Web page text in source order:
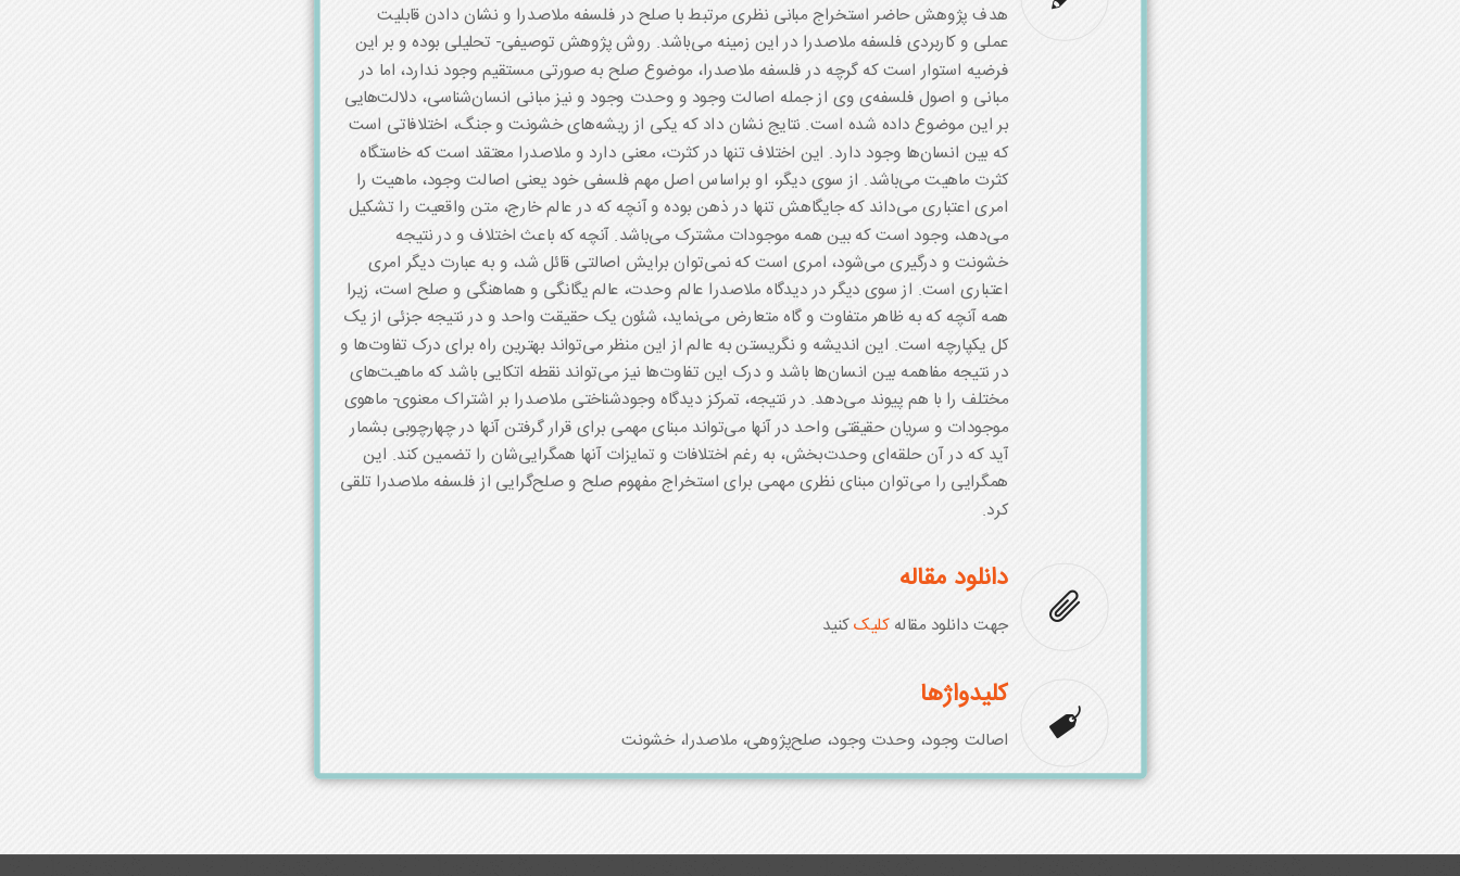
هدف پژوهش حاضر استخراج مبانی نظری مرتبط با صلح در فلسفه ملاصدرا و نشان دادن قابلیت
عملی و کاربردی فلسفه ملاصدرا در این زمینه می‌باشد. روش پژوهش توصیفی- تحلیلی بوده و بر این
فرضیه استوار است که گرچه در فلسفه ملاصدرا، موضوع صلح به صورتی مستقیم وجود ندارد، اما در
مبانی و اصول فلسفه‌ی وی از جمله اصالت وجود و وحدت وجود و نیز مبانی انسان‌شناسی، دلالت‌هایی
بر این موضوع داده شده است. نتایج نشان داد که یکی از ریشه‌های خشونت و جنگ، اختلافاتی است
که بین انسان‌ها وجود دارد. این اختلاف تنها در کثرت، معنی دارد و ملاصدرا معتقد است که خاستگاه
کثرت ماهیت می‌باشد. از سوی دیگر، او براساس اصل مهم فلسفی خود یعنی اصالت وجود، ماهیت را
امری اعتباری می‌داند که جایگاهش تنها در ذهن بوده و آنچه که در عالم خارج، متن واقعیت را تشکیل
می‌دهد، وجود است که بین همه موجودات مشترک می‌باشد. آنچه که باعث اختلاف و در نتیجه
خشونت و درگیری می‌شود، امری است که نمی‌توان برایش اصالتی قائل شد، و به عبارت دیگر امری
اعتباری است. از سوی دیگر در دیدگاه ملاصدرا عالم وحدت، عالم یگانگی و هماهنگی و صلح است، زیرا
همه آنچه که به ظاهر متفاوت و گاه متعارض می‌نماید، شئون یک حقیقت واحد و در نتیجه جزئی از یک
کل یکپارچه است. این اندیشه و نگریستن به عالم از این منظر می‌تواند بهترین راه برای درک تفاوت‌ها و
در نتیجه مفاهمه بین انسان‌ها باشد و درک این تفاوت‌ها نیز می‌تواند نقطه اتکایی باشد که ماهیت‌های
مختلف را با هم پیوند می‌دهد. در نتیجه، تمرکز دیدگاه وجودشناختی ملاصدرا بر اشتراک معنوی- ماهوی
موجودات و سریان حقیقتی واحد در آنها می‌تواند مبنای مهمی برای قرار گرفتن آنها در چهارچوبی بشمار
آید که در آن حلقه‌ای وحدت‌بخش، به رغم اختلافات و تمایزات آنها همگرایی‌شان را تضمین کند. این
همگرایی را می‌توان مبنای نظری مهمی برای استخراج مفهوم صلح و صلح‌گرایی از فلسفه ملاصدرا تلقی
کرد.
دانلود مقاله
جهت دانلود مقالهکلیککنید
کلیدواژها
اصالت وجود، وحدت وجود، صلح‌پژوهی، ملاصدرا، خشونت